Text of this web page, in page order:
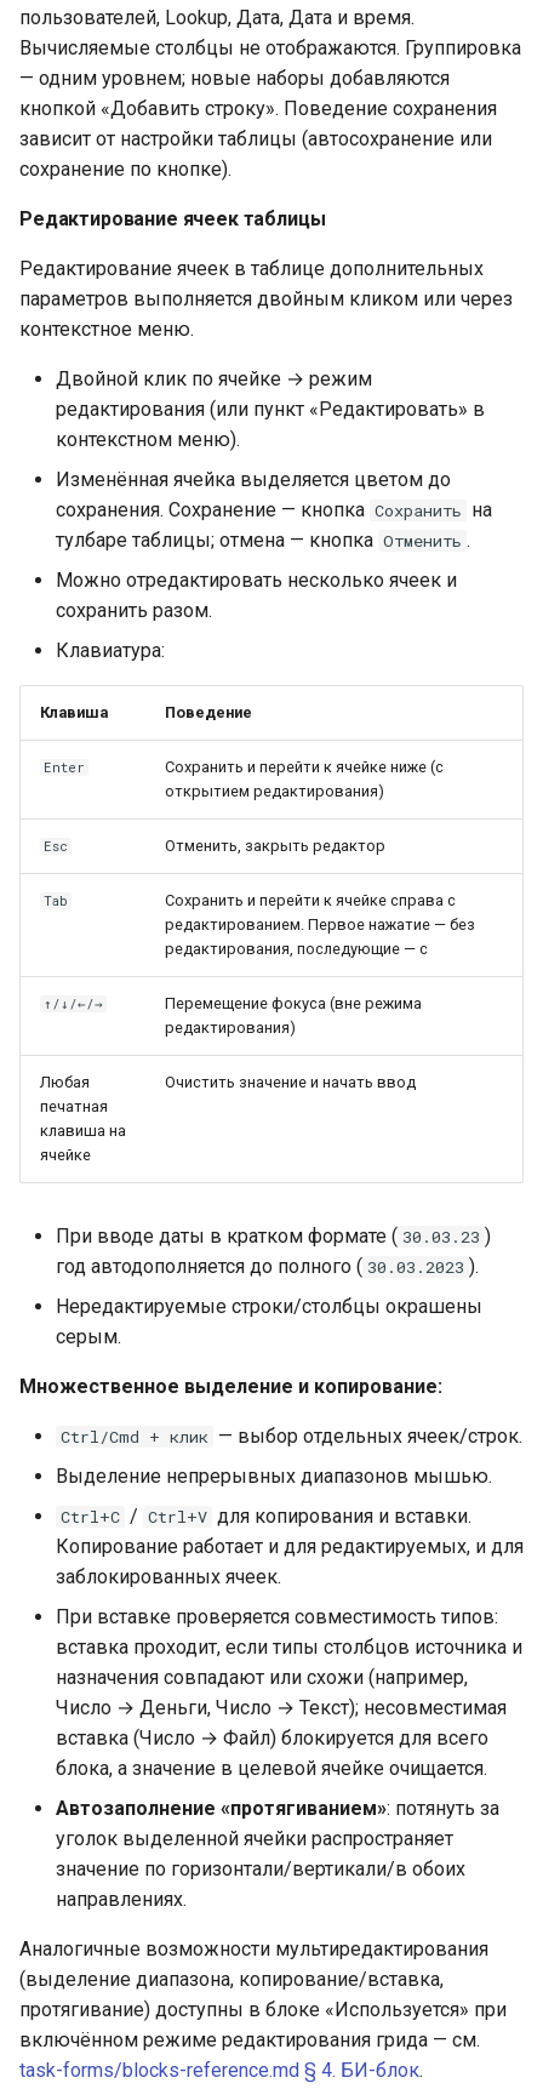
пользователей, Lookup, Дата, Дата и время.
Вычисляемые столбцы не отображаются. Группировка
— одним уровнем; новые наборы добавляются
кнопкой «Добавить строку». Поведение сохранения
зависит от настройки таблицы (автосохранение или
сохранение по кнопке).
Редактирование ячеек таблицы
Редактирование ячеек в таблице дополнительных
параметров выполняется двойным кликом или через
контекстное меню.
Двойной клик по ячейке → режим
редактирования (или пункт «Редактировать» в
контекстном меню).
Изменённая ячейка выделяется цветом до
сохранения. Сохранение — кнопка Сохранить на
тулбаре таблицы; отмена — кнопка Отменить .
Можно отредактировать несколько ячеек и
сохранить разом.
Клавиатура:
Клавиша Поведение
Enter
Сохранить и перейти к ячейке ниже (с
открытием редактирования)
Esc Отменить, закрыть редактор
Tab
Сохранить и перейти к ячейке справа с
редактированием. Первое нажатие — без
редактирования, последующие — с
↑/↓/←/→
Перемещение фокуса (вне режима
редактирования)
Любая
печатная
клавиша на
ячейке
Очистить значение и начать ввод
При вводе даты в кратком формате ( 30.03.23 )
год автодополняется до полного ( 30.03.2023 ).
Нередактируемые строки/столбцы окрашены
серым.
Множественное выделение и копирование:
Ctrl/Cmd + клик — выбор отдельных ячеек/строк.
Выделение непрерывных диапазонов мышью.
Ctrl+C / Ctrl+V для копирования и вставки.
Копирование работает и для редактируемых, и для
заблокированных ячеек.
При вставке проверяется совместимость типов:
вставка проходит, если типы столбцов источника и
назначения совпадают или схожи (например,
Число → Деньги, Число → Текст); несовместимая
вставка (Число → Файл) блокируется для всего
блока, а значение в целевой ячейке очищается.
Автозаполнение «протягиванием»: потянуть за
уголок выделенной ячейки распространяет
значение по горизонтали/вертикали/в обоих
направлениях.
Аналогичные возможности мультиредактирования
(выделение диапазона, копирование/вставка,
протягивание) доступны в блоке «Используется» при
включённом режиме редактирования грида — см.
task-forms/blocks-reference.md § 4. БИ-блок.